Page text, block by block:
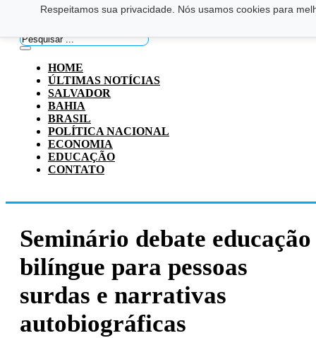
Respeitamos sua privacidade. Nós usamos cookies para
Saltar para o conteúdo principal Ir para o footer
Pesquisar
...
HOME
ÚLTIMAS NOTÍCIAS
SALVADOR
BAHIA
BRASIL
POLÍTICA NACIONAL
ECONOMIA
EDUCAÇÃO
CONTATO
Seminário debate educação
bilíngue para pessoas
surdas e narrativas
autobiográficas